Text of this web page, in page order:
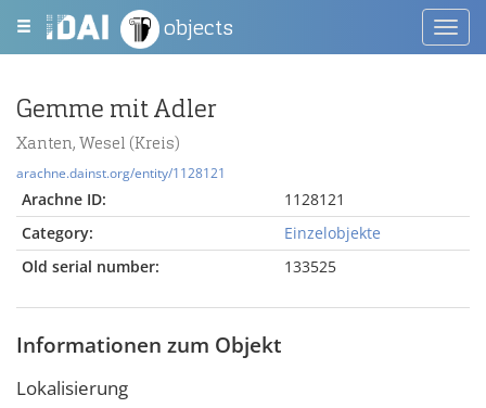
objects
Gemme mit Adler
Xanten, Wesel (Kreis)
arachne.dainst.org/entity/1128121
Arachne ID:
1128121
Category:
Einzelobjekte
Old serial number:
133525
Informationen zum Objekt
Lokalisierung